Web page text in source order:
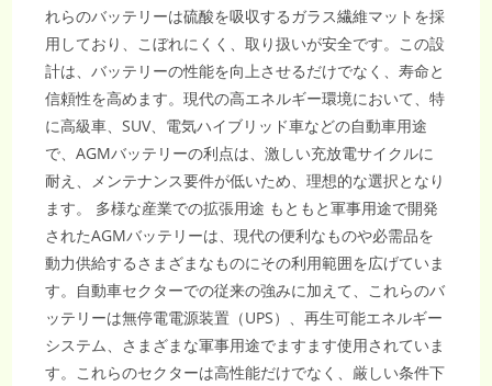
れらのバッテリーは硫酸を吸収するガラス繊維マットを採
用しており、こぼれにくく、取り扱いが安全です。この設
計は、バッテリーの性能を向上させるだけでなく、寿命と
信頼性を高めます。現代の高エネルギー環境において、特
に高級車、SUV、電気ハイブリッド車などの自動車用途
で、AGMバッテリーの利点は、激しい充放電サイクルに
耐え、メンテナンス要件が低いため、理想的な選択となり
ます。 多様な産業での拡張用途 もともと軍事用途で開発
されたAGMバッテリーは、現代の便利なものや必需品を
動力供給するさまざまなものにその利用範囲を広げていま
す。自動車セクターでの従来の強みに加えて、これらのバ
ッテリーは無停電電源装置（UPS）、再生可能エネルギー
システム、さまざまな軍事用途でますます使用されていま
す。これらのセクターは高性能だけでなく、厳しい条件下